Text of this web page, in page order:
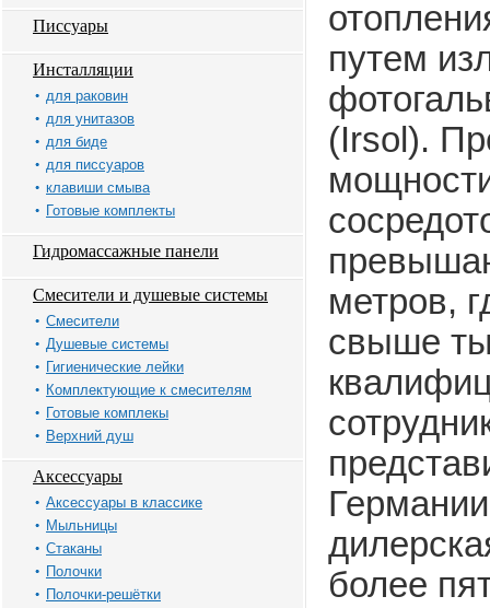
Писсуары
Инсталляции
для раковин
для унитазов
для биде
для писсуаров
клавиши смыва
Готовые комплекты
Гидромассажные панели
Смесители и душевые системы
Смесители
Душевые системы
Гигиенические лейки
Комплектующие к смесителям
Готовые комплекы
Верхний душ
Аксессуары
Аксессуары в классике
Мыльницы
Стаканы
Полочки
Полочки-решётки
путем
(Irsol).
метров,
свыше
более